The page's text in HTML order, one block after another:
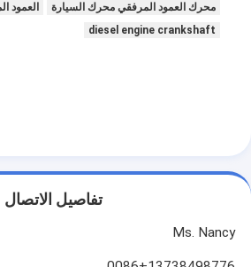
غماز صمام المحرك
محرك العمود المرفقي محرك السيارة
العمود
diesel engine crankshaft
تفاصيل الاتصال
Ms. Nancy